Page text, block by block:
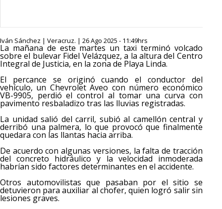
Iván Sánchez | Veracruz. | 26 Ago 2025 - 11:49hrs
La mañana de este martes un taxi terminó volcado
sobre el bulevar Fidel Velázquez, a la altura del Centro
Integral de Justicia, en la zona de Playa Linda.
El percance se originó cuando el conductor del
vehículo, un Chevrolet Aveo con número económico
VB-9905, perdió el control al tomar una curva con
pavimento resbaladizo tras las lluvias registradas.
La unidad salió del carril, subió al camellón central y
derribó una palmera, lo que provocó que finalmente
quedara con las llantas hacia arriba.
De acuerdo con algunas versiones, la falta de tracción
del concreto hidráulico y la velocidad inmoderada
habrían sido factores determinantes en el accidente.
Otros automovilistas que pasaban por el sitio se
detuvieron para auxiliar al chofer, quien logró salir sin
lesiones graves.